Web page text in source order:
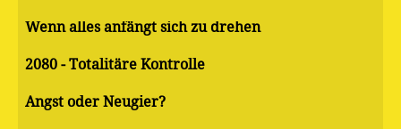
Wenn alles anfängt sich zu drehen
2080 - Totalitäre Kontrolle
Angst oder Neugier?